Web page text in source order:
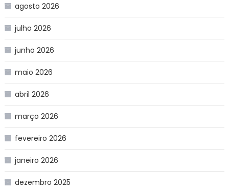
agosto 2026
julho 2026
junho 2026
maio 2026
abril 2026
março 2026
fevereiro 2026
janeiro 2026
dezembro 2025